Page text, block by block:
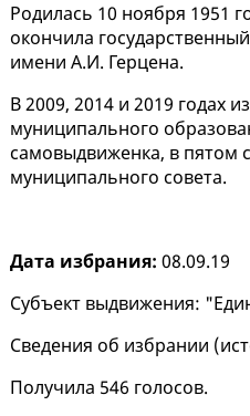
Родилась 10 ноября 1951
окончила
имени А.И. Герцена.
В 2009, 2014 и 2019 годах
муниципального
самовыдвиженка, в пятом
муниципального совета.
Дата избрания: 08.09.19
Субъект выдвижения:
Сведения об избрании (
Получила 546 голосов.